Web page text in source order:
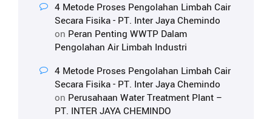
4 Metode Proses Pengolahan Limbah Cair
Secara Fisika - PT. Inter Jaya Chemindo
on Peran Penting WWTP Dalam
Pengolahan Air Limbah Industri
4 Metode Proses Pengolahan Limbah Cair
Secara Fisika - PT. Inter Jaya Chemindo
on Perusahaan Water Treatment Plant –
PT. INTER JAYA CHEMINDO